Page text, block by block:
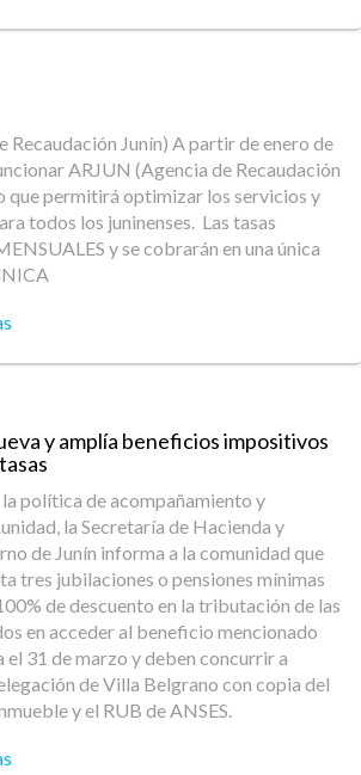
Recaudación Junín) A partir de enero de
ARJUN (Agencia de Recaudación
que permitirá optimizar los servicios y
todos los juninenses. Las tasas
y se cobrarán en una única
y amplía beneficios impositivos
política de acompañamiento y
la Secretaría de Hacienda y
de Junín informa a la comunidad que
tres jubilaciones o pensiones mínimas
de descuento en la tributación de las
en acceder al beneficio mencionado
el 31 de marzo y deben concurrir a
de Villa Belgrano con copia del
y el RUB de ANSES.